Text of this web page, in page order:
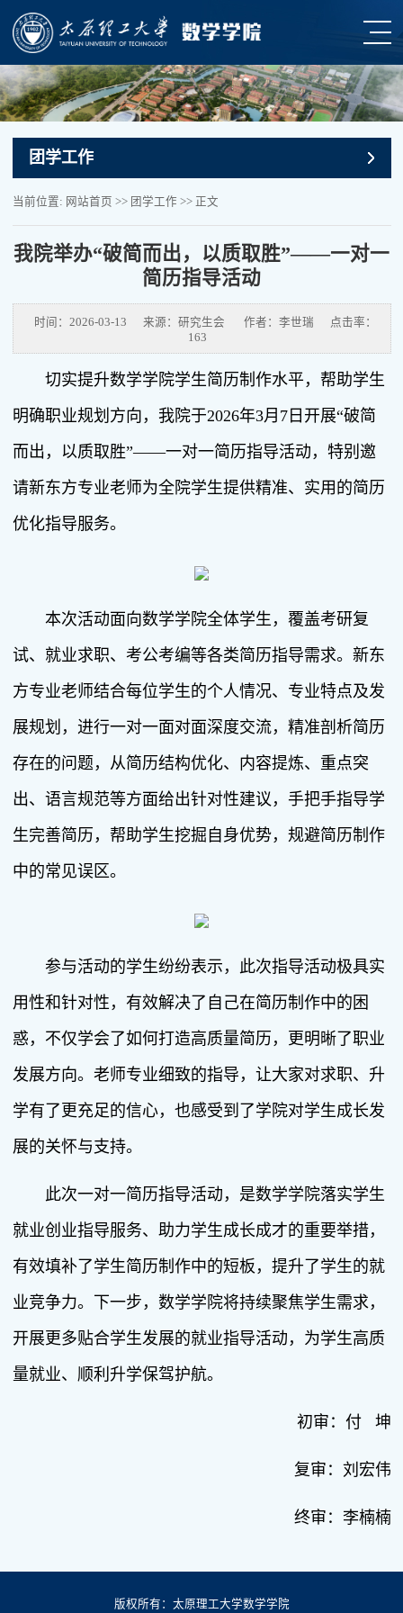
团学工作
当前位置: 网站首页 >> 团学工作 >> 正文
我院举办“破简而出，以质取胜”——一对一
简历指导活动
时间：2026-03-13 来源：研究生会 作者：李世瑞
点击率：
163
切实提升数学学院学生简历制作水平，帮助学生
明确职业规划方向，我院于2026年3月7日开展“破简
而出，以质取胜”——一对一简历指导活动，特别邀
请新东方专业老师为全院学生提供精准、实用的简历
优化指导服务。
本次活动面向数学学院全体学生，覆盖考研复
试、就业求职、考公考编等各类简历指导需求。新东
方专业老师结合每位学生的个人情况、专业特点及发
展规划，进行一对一面对面深度交流，精准剖析简历
存在的问题，从简历结构优化、内容提炼、重点突
出、语言规范等方面给出针对性建议，手把手指导学
生完善简历，帮助学生挖掘自身优势，规避简历制作
中的常见误区。
参与活动的学生纷纷表示，此次指导活动极具实
用性和针对性，有效解决了自己在简历制作中的困
惑，不仅学会了如何打造高质量简历，更明晰了职业
发展方向。老师专业细致的指导，让大家对求职、升
学有了更充足的信心，也感受到了学院对学生成长发
展的关怀与支持。
此次一对一简历指导活动，是数学学院落实学生
就业创业指导服务、助力学生成长成才的重要举措，
有效填补了学生简历制作中的短板，提升了学生的就
业竞争力。下一步，数学学院将持续聚焦学生需求，
开展更多贴合学生发展的就业指导活动，为学生高质
量就业、顺利升学保驾护航。
初审：付 坤
复审：刘宏伟
终审：李楠楠
版权所有：太原理工大学数学学院